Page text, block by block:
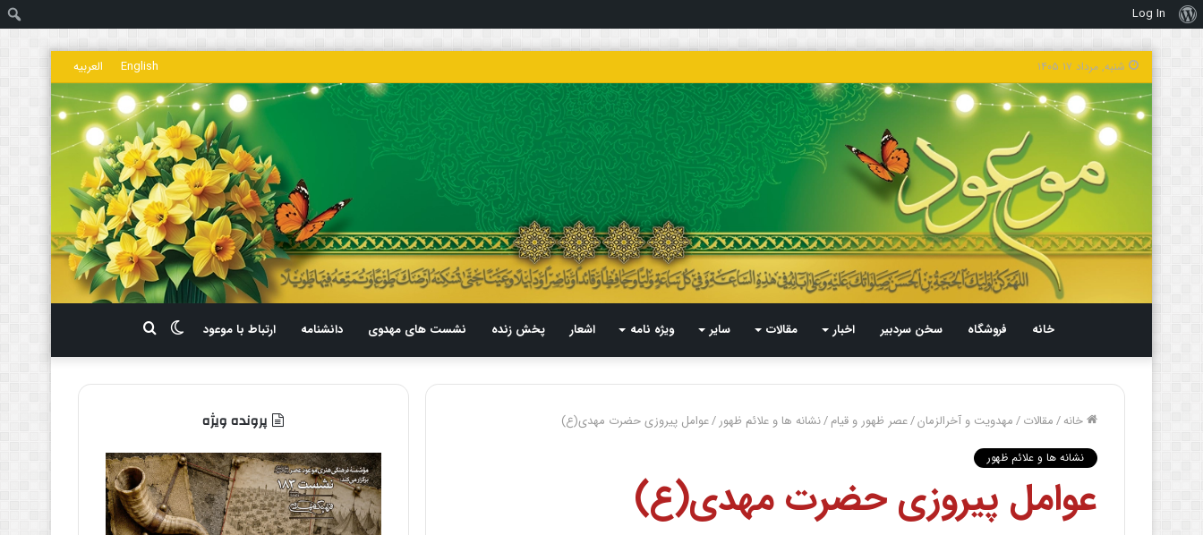
درباره
وردپرس
Log In
شنبه, مرداد ۱۷ ۱۴۰۵ English العربیه
خانه فروشگاه سخن سردبیر اخبار مقالات سایر ویژه نامه اشعار پخش زنده نشست های مهدوی دانشنامه ارتباط با موعود
برای
تغییر
پوسته
خانه/مقالات/مهدویت و آخرالزمان/عصر ظهور و قیام/نشانه ها و علائم ظهور /عوامل پیروزی حضرت مهدی(ع)
نشانه ها و علائم ظهور
عوامل پیروزی حضرت مهدی(ع)
پرونده ویژه